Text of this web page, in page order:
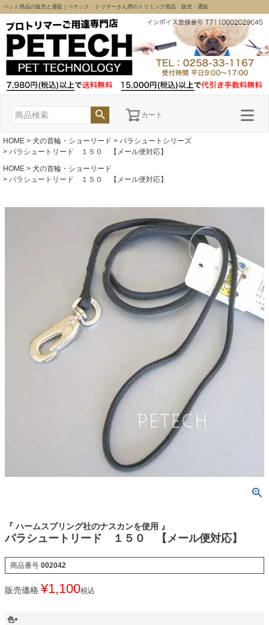
ペット用品の販売と通販｜ペテック・トリマーさん用のトリミング用品 販売・通販
カート
HOME 犬の首輪・ショーリード
パラシュートシリーズ
パラシュートリード １５０ 【メール便対応】
HOME
犬の首輪・ショーリード
パラシュートリード １５０ 【メール便対応】
『 ハームスプリング社のナスカンを使用 』
パラシュートリード １５０ 【メール便対応】
商品番号 002042
販売価格 ¥1,100税込
色